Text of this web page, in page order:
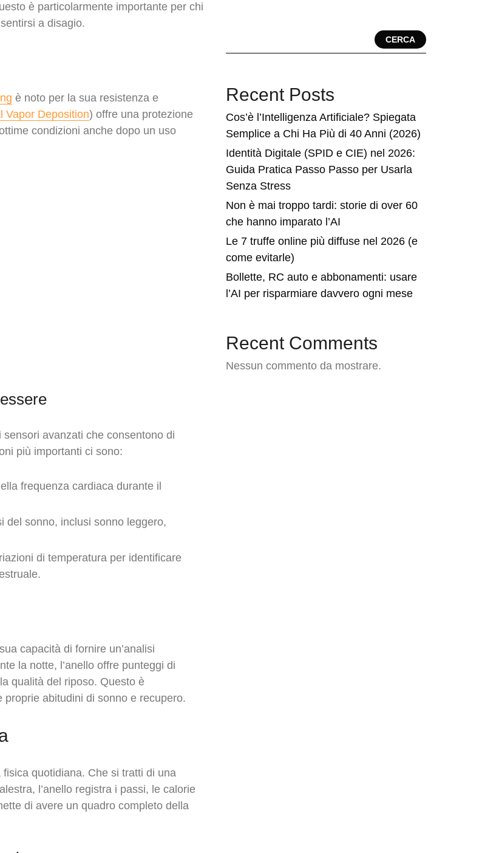
è particolarmente importante per chi
a disagio.
è noto per la sua resistenza e
Vapor Deposition) offre una protezione
condizioni anche dopo un uso
avanzati che consentono di
più importanti ci sono:
frequenza cardiaca durante il
del sonno, inclusi sonno leggero,
di temperatura per identificare
capacità di fornire un’analisi
la notte, l’anello offre punteggi di
qualità del riposo. Questo è
abitudini di sonno e recupero.
fisica quotidiana. Che si tratti di una
l’anello registra i passi, le calorie
di avere un quadro completo della
CERCA
Recent Posts
Cos’è l’Intelligenza Artificiale? Spiegata
Semplice a Chi Ha Più di 40 Anni (2026)
Identità Digitale (SPID e CIE) nel 2026:
Guida Pratica Passo Passo per Usarla
Senza Stress
Non è mai troppo tardi: storie di over 60
che hanno imparato l’AI
Le 7 truffe online più diffuse nel 2026 (e
come evitarle)
Bollette, RC auto e abbonamenti: usare
l’AI per risparmiare davvero ogni mese
Recent Comments
Nessun commento da mostrare.